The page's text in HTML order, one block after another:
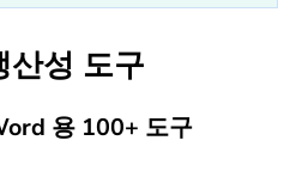
산성 도구
용 100+ 도구